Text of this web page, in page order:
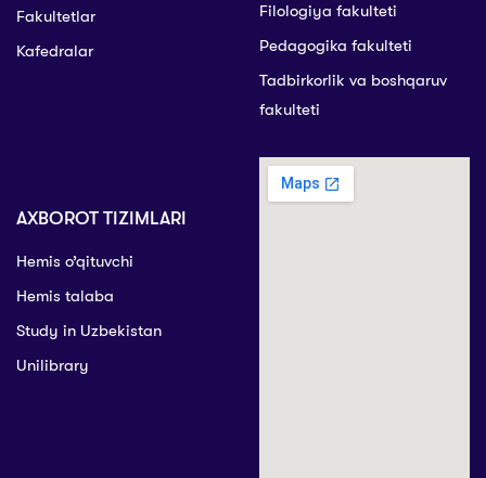
Fakultetlar
Kafedralar
Filologiya fakulteti
Pedagogika fakulteti
Tadbirkorlik va boshqaruv
fakulteti
AXBOROT TIZIMLARI
Hemis o’qituvchi
Hemis talaba
Study in Uzbekistan
Unilibrary